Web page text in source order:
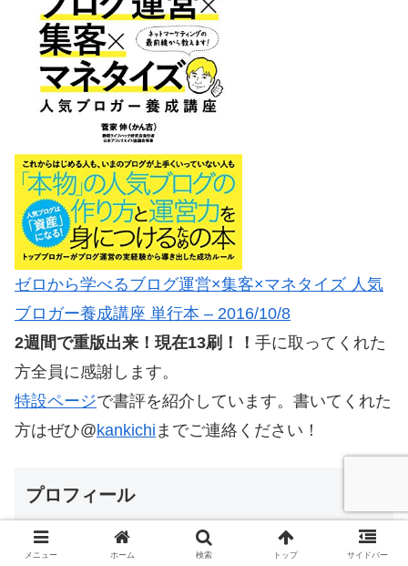
ゼロから学べるブログ運営×集客×マネタイズ 人気
ブロガー養成講座 単行本 – 2016/10/8
2週間で重版出来！現在13刷！！ 手に取ってくれた
方全員に感謝します。
特設ページで書評を紹介しています。書いてくれた
方はぜひ@kankichi までご連絡ください！
プロフィール
メニュー ホーム 検索 トップ サイドバー